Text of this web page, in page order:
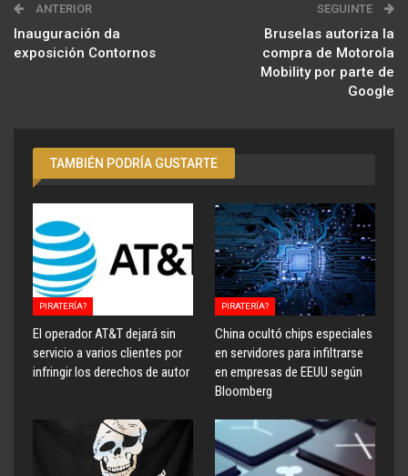
ANTERIOR
Inauguración da
exposición Contornos
SEGUINTE
Bruselas autoriza la
compra de Motorola
Mobility por parte de
Google
TAMBIÉN PODRÍA GUSTARTE
PIRATERÍA?
El operador AT&T dejará sin
servicio a varios clientes por
infringir los derechos de autor
PIRATERÍA?
China ocultó chips especiales
en servidores para infiltrarse
en empresas de EEUU según
Bloomberg